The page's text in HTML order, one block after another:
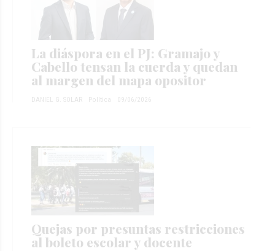
La diáspora en el PJ: Gramajo y
Cabello tensan la cuerda y quedan
al margen del mapa opositor
DANIEL G. SOLAR Política 09/06/2026
Quejas por presuntas restricciones
al boleto escolar y docente